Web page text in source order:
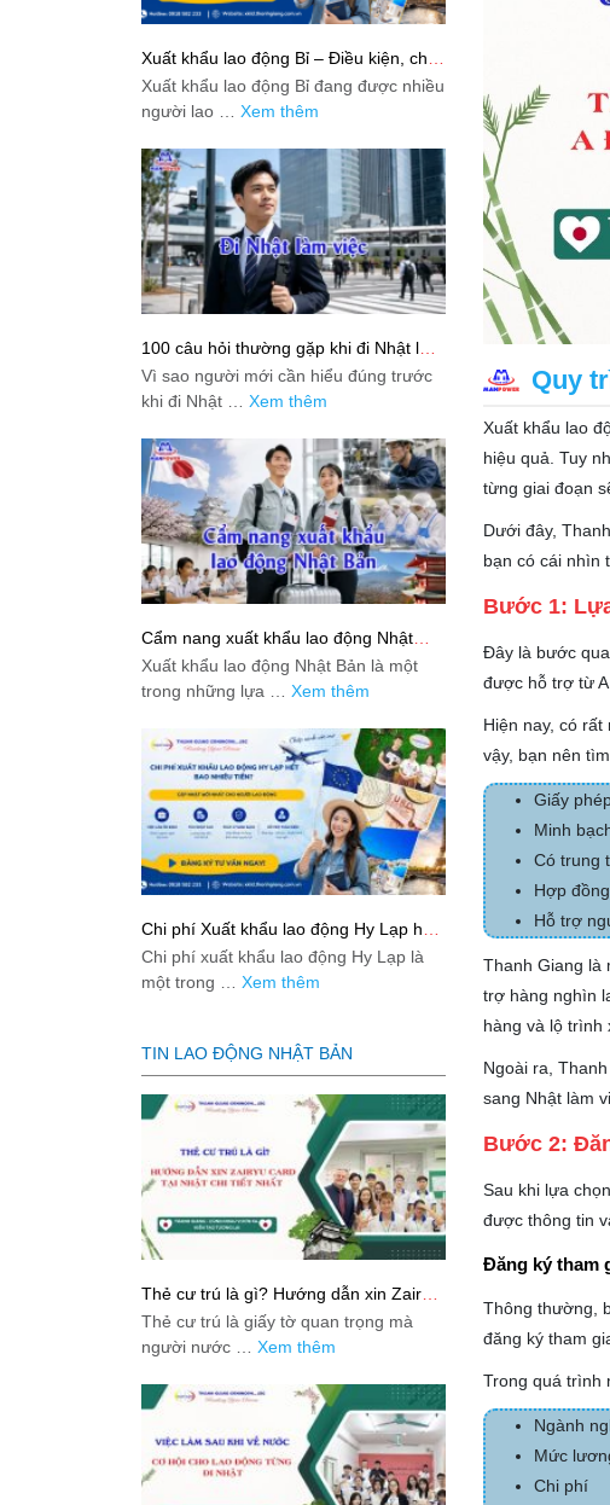
Quy
Xuất khẩu lao
hiệu quả. Tuy
từng giai đoạn
Dưới đây,
bạn có cái nhìn
Bước 1:
Đây là bước
được hỗ trợ từ
Hiện nay, có
vậy, bạn nên
Giấy
Minh
Có trung
Hợp
Hỗ trợ
Thanh Giang là
trợ hàng nghìn
hàng và lộ trình
Ngoài ra,
sang Nhật làm
Bước 2:
Sau khi lựa
được thông tin
Đăng ký tham
Thông thường,
đăng ký tham
Trong quá trình
Ngành
Mức
Chi phí
Xuất khẩu lao động Bỉ – Điều kiện, chi
phí, mức lương và quy trình chuẩn cho
người lao động
Xuất khẩu lao động Bỉ đang được nhiều
người lao … Xem thêm
100 câu hỏi thường gặp khi đi Nhật làm
việc: Giải đáp thật dễ hiểu cho người
mới bắt đầu
Vì sao người mới cần hiểu đúng trước
khi đi Nhật … Xem thêm
Cẩm nang xuất khẩu lao động Nhật
Bản từ A-Z
Xuất khẩu lao động Nhật Bản là một
trong những lựa … Xem thêm
Chi phí Xuất khẩu lao động Hy Lạp hết
bao nhiêu tiền? Cập nhật mới nhất
2026
Chi phí xuất khẩu lao động Hy Lạp là
một trong … Xem thêm
TIN LAO ĐỘNG NHẬT BẢN
Thẻ cư trú là gì? Hướng dẫn xin Zairyu
Card tại Nhật chi tiết nhất
Thẻ cư trú là giấy tờ quan trọng mà
người nước … Xem thêm